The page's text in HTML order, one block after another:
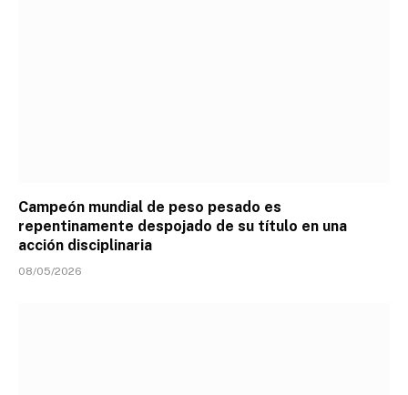
Campeón mundial de peso pesado es
repentinamente despojado de su título en una
acción disciplinaria
08/05/2026